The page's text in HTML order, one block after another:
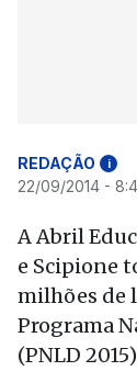
REDAÇÃO i
22/09/2014 -
A Abril
e Scipione
milhões de
Programa
(PNLD